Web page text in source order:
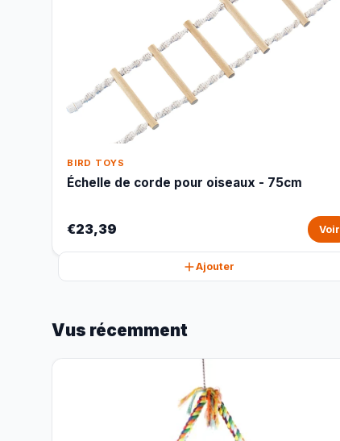
BIRD TOYS
Échelle de corde pour oiseaux - 75cm
€23,39 Voir
Ajouter
Vus récemment